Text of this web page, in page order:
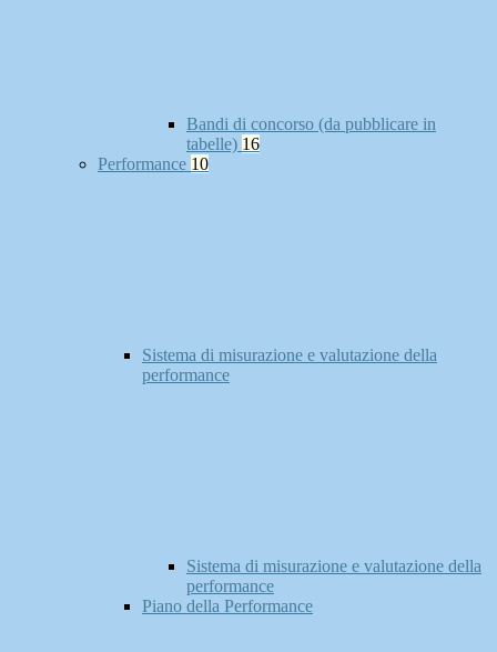
Bandi di concorso (da pubblicare in
tabelle) 16
Performance 10
Sistema di misurazione e valutazione della
performance
Sistema di misurazione e valutazione della
performance
Piano della Performance